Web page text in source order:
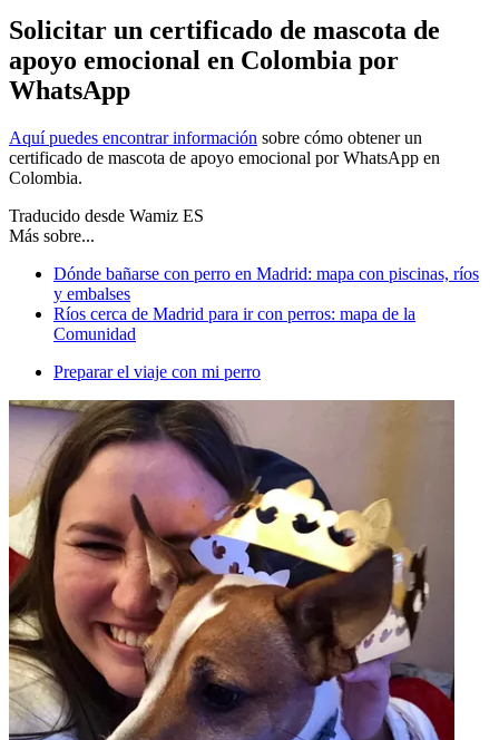
Solicitar un certificado de mascota de
apoyo emocional en Colombia por
WhatsApp
Aquí puedes encontrar información sobre cómo obtener un
certificado de mascota de apoyo emocional por WhatsApp en
Colombia.
Traducido desde Wamiz ES
Más sobre...
Dónde bañarse con perro en Madrid: mapa con piscinas, ríos
y embalses
Ríos cerca de Madrid para ir con perros: mapa de la
Comunidad
Preparar el viaje con mi perro